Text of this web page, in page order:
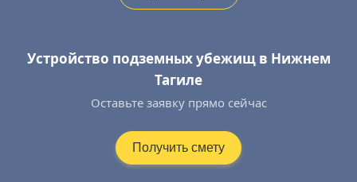
Устройство подземных убежищ в Нижнем
Тагиле
Оставьте заявку прямо сейчас
Получить смету